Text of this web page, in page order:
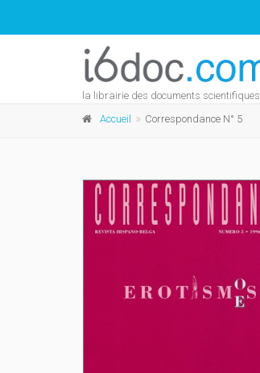
la librairie des documents scientifiques
Accueil Correspondance N° 5